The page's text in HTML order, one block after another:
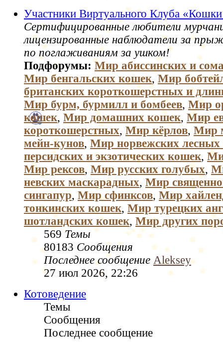
Участники Виртуального Клуба
Сертифицированные любители
лицензированные наблюдатели за
по поглаживаниям за ушком!
Подфорумы:Мир абиссинских и
Мир бенгальских кошек, Мир
британских короткошерстных и
Мир бурм, бурмилл и бомбеев, Мир
кошек, Мир домашних кошек, Мир
короткошерстных, Мир кёрлов, Мир
мейн-кунов, Мир норвежских
персидских и экзотических кошек,
Мир рексов, Мир русских голубых,
невских маскарадных, Мир
сингапур, Мир сфинксов, Мир
тонкинских кошек, Мир турецких
шотландских кошек, Мир других
569 Темы
80183 Сообщения
Последнее сообщение Aleksey
27 июл 2026, 22:26
Котоведение
Темы
Сообщения
Последнее сообщение